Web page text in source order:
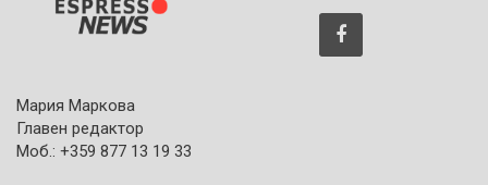
Мария Маркова
Главен редактор
Моб.: +359 877 13 19 33